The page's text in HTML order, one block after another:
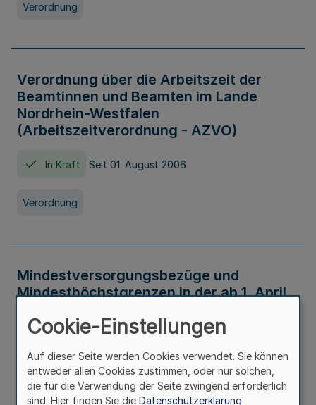
Verordnung
Verordnung über die Arbeitszeit der
Beamtinnen und Beamten im Lande
Nordrhein-Westfalen
(Arbeitszeitverordnung - AZVO)
In Kraft Seit 01. August 2006
Verordnung
Mindestversorgungsbezüge und
Mindesthöchstgrenzen in der ab 1. April
Verwaltungsvorschrift
Cookie-Einstellungen
Auf dieser Seite werden Cookies verwendet. Sie können
entweder allen Cookies zustimmen, oder nur solchen,
die für die Verwendung der Seite zwingend erforderlich
sind. Hier finden Sie die Datenschutzerklärung